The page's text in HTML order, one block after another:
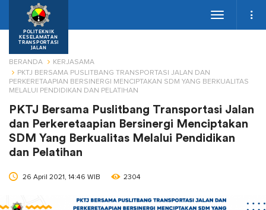
POLITEKNIK
KESELAMATAN
TRANSPORTASI
JALAN
Toggle
BERANDA
KERJASAMA
PKTJ BERSAMA PUSLITBANG TRANSPORTASI JALAN DAN
PERKERETAAPIAN BERSINERGI MENCIPTAKAN SDM YANG BERKUALITAS
MELALUI PENDIDIKAN DAN PELATIHAN
PKTJ Bersama Puslitbang Transportasi Jalan
dan Perkeretaapian Bersinergi Menciptakan
SDM Yang Berkualitas Melalui Pendidikan
dan Pelatihan
26 April 2021, 14:46 WIB 2304